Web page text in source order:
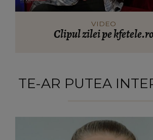
VIDEO
Clipul zilei pe kfetele.ro
TE-AR PUTEA